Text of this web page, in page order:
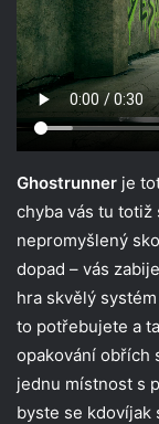
Ghostrunner je
chyba vás tu totiž
nepromyšlený
dopad – vás
hra skvělý
to potřebujete a
opakování obřích
jednu místnost s
byste se kdovíjak